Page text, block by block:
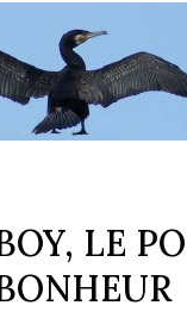
LE